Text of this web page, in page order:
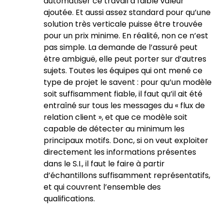
ajoutée. Et aussi assez standard pour qu’une
solution très verticale puisse être trouvée
pour un prix minime. En réalité, non ce n’est
pas simple. La demande de l’assuré peut
être ambiguë, elle peut porter sur d’autres
sujets. Toutes les équipes qui ont mené ce
type de projet le savent : pour qu’un modèle
soit suffisamment fiable, il faut qu’il ait été
entraîné sur tous les messages du « flux de
relation client », et que ce modèle soit
capable de détecter au minimum les
principaux motifs. Donc, si on veut exploiter
directement les informations présentes
dans le S.I., il faut le faire à partir
d’échantillons suffisamment représentatifs,
et qui couvrent l’ensemble des
qualifications.